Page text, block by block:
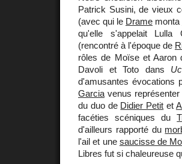
Patrick Susini, de vieux
(avec qui le Drame monta
qu'elle s'appelait Lulla
(rencontré à l'époque de
rôles de Moïse et Aaron
Davoli et Toto dans
d'amusantes évocations
Garcia venus
du duo de Didier Petit et
facéties scéniques du
d'ailleurs rapporté du
l'ail et une saucisse de
Libres fut si chaleureuse